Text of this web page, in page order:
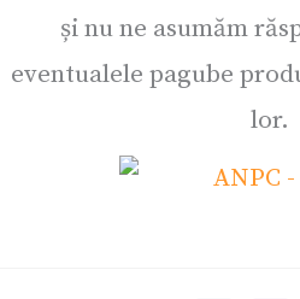
și nu ne asumăm
eventualele pagube
lor.